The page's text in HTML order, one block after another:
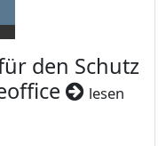
den Schutz
lesen